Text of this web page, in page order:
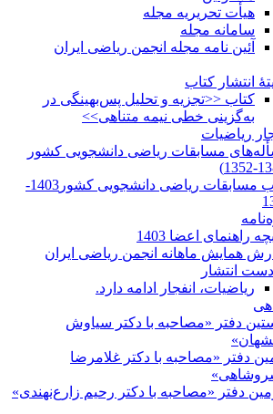
هیأت تحریریه مجله
سامانه مجله
آئین نامه مجله انجمن ریاضی ایران
انتشار کتاب
کتاب <<تجزیه و تحلیل پس‌بهینگی در
به‌گزینی خطی نیمه متناهی>>
ریاضیات
مسابقات ریاضی دانشجویی کشور
کتاب مسابقات ریاضی دانشجویی کشور1403-
راهنمای اعضا 1403
همایش ماهانه انجمن ریاضی ایران
انتشار
ریاضیات، انفجار ادامه دارد.
دفتر «مصاحبه با دکتر سیاوش
دفتر «مصاحبه با دکتر غلامرضا
دفتر «مصاحبه با دکتر رحیم زارع‌نهندی»